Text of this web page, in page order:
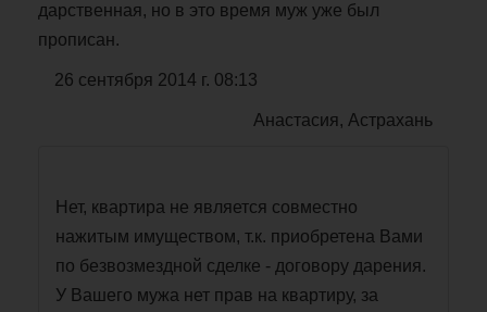
дарственная, но в это время муж уже был
прописан.
26 сентября 2014 г. 08:13
Анастасия, Астрахань
Нет, квартира не является совместно
нажитым имуществом, т.к. приобретена Вами
по безвозмездной сделке - договору дарения.
У Вашего мужа нет прав на квартиру, за